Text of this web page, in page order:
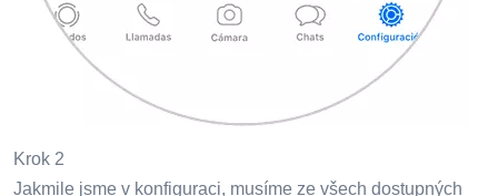
Krok 2
Jakmile jsme v konfiguraci, musíme ze všech dostupných